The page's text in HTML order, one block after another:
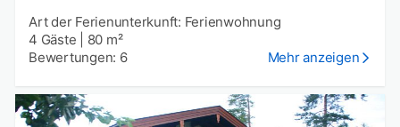
Art der Ferienunterkunft: Ferienwohnung
4 Gäste
80 m²
Bewertungen: 6
Mehr anzeigen